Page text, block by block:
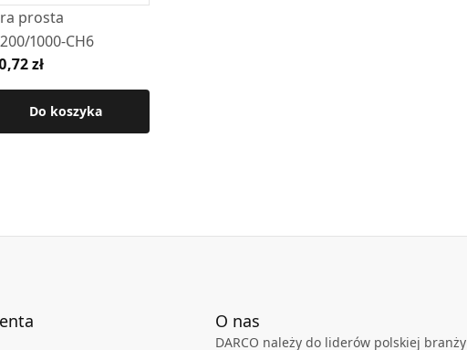
prosta
1000-CH6
zł
Do koszyka
O nas
DARCO należy do liderów polskiej branży